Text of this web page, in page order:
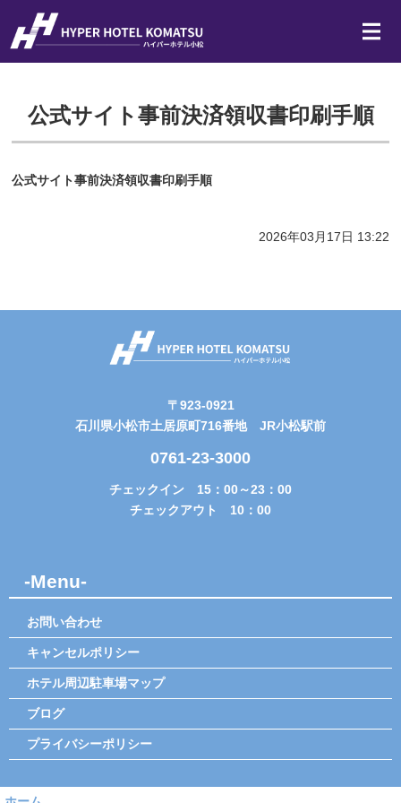
客室
公式サイト事前決済領収書印刷手順
公式サイト事前決済領収書印刷手順
2026年03月17日 13:22
〒923-0921
石川県小松市土居原町716番地 JR小松駅前
0761-23-3000
チェックイン 15：00～23：00
チェックアウト 10：00
-Menu-
お問い合わせ
キャンセルポリシー
ホテル周辺駐車場マップ
ブログ
プライバシーポリシー